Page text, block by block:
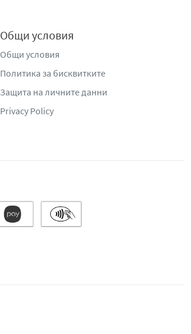
Общи условия
Общи условия
Политика за бисквитките
Защита на личните данни
Privacy Policy